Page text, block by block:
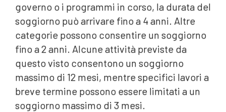
governo o i programmi in corso, la durata del
soggiorno può arrivare fino a 4 anni. Altre
categorie possono consentire un soggiorno
fino a 2 anni. Alcune attività previste da
questo visto consentono un soggiorno
massimo di 12 mesi, mentre specifici lavori a
breve termine possono essere limitati a un
soggiorno massimo di 3 mesi.